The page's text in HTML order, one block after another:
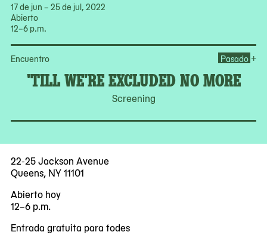
17 de jun – 25 de jul, 2022
Abierto
12–6 p.m.
Encuentro
'TILL WE'RE EXCLUDED NO MORE
Screening
Pasado +
22-25 Jackson Avenue
Queens, NY 11101
Abierto hoy
12–6 p.m.
Entrada gratuita para todes